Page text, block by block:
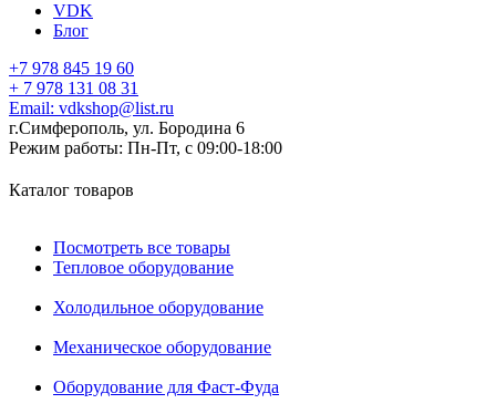
VDK
Блог
+7 978 845 19 60
+ 7 978 131 08 31
Email: vdkshop@list.ru
г.Симферополь, ул. Бородина 6
Режим работы: Пн-Пт, с 09:00-18:00
Каталог товаров
Посмотреть все товары
Тепловое оборудование
Холодильное оборудование
Механическое оборудование
Оборудование для Фаст-Фуда